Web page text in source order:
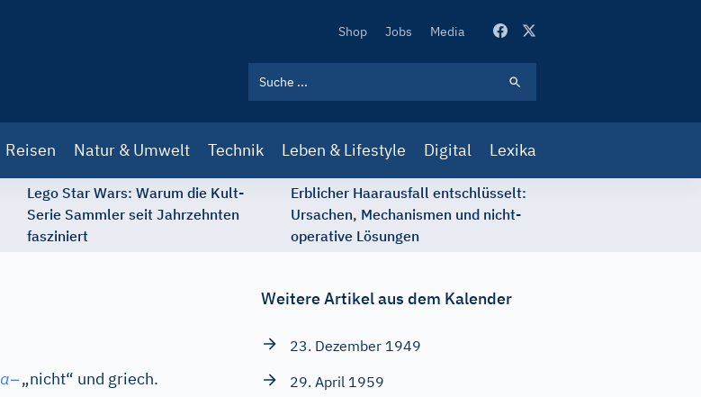
Secondary
Shop Jobs Media
Reisen Natur & Umwelt Technik Leben & Lifestyle Digital Lexika
Lego Star Wars: Warum die Kult-
Serie Sammler seit Jahrzehnten
fasziniert
Erblicher Haarausfall entschlüsselt:
Ursachen, Mechanismen und nicht-
operative Lösungen
a–„nicht“ und griech.
Weitere Artikel aus dem Kalender
23. Dezember 1949
29. April 1959